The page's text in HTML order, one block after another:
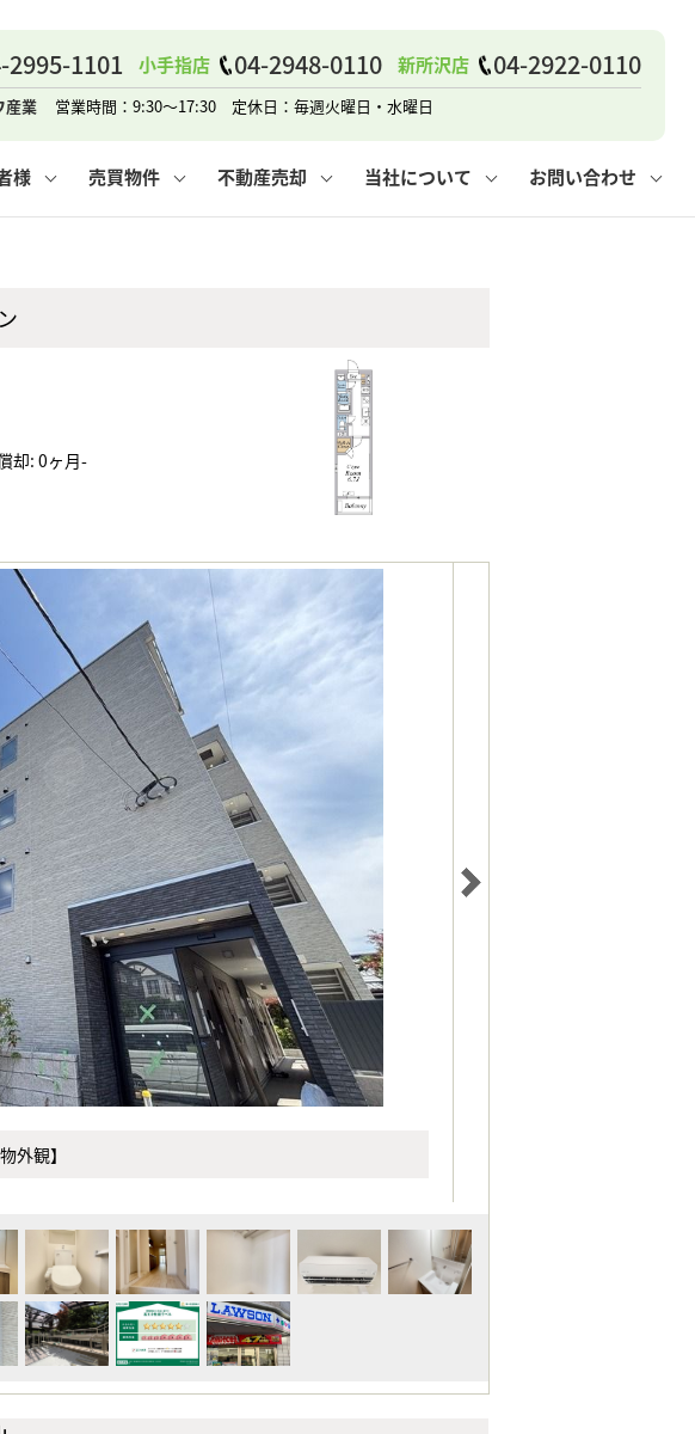
2995-1101 小手指店 04-2948-0110 新所沢店 04-2922-0110
産業 営業時間：9:30～17:30 定休日：毎週火曜日・水曜日
保存した検索条件
様
まいの解約手続き
売買物件 不動産売却 当社について
ログ
お問い合わせ
保存した検索条件
まいの解約手続き その他の問合せ
マンションVS戸建て 賃貸vs持ち家
売却時の諸費用 仲介と買取の違い
ログ 個人情報保護方針
却: 0ヶ月-
物外観】